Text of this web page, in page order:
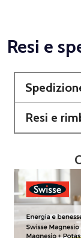
Resi e
Resi e